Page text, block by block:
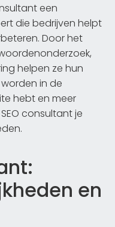
een
die bedrijven helpt
Door het
helpen ze hun
in de
hebt en meer
consultant je
en